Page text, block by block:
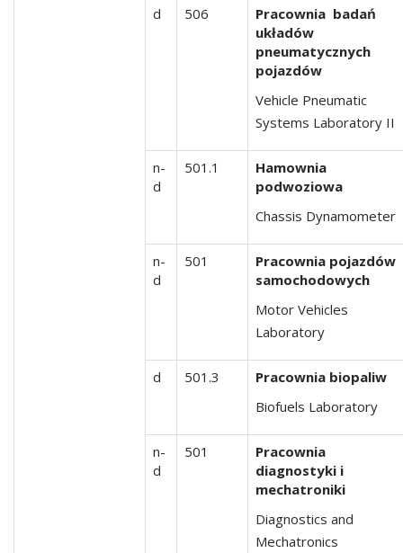
d 506
Pracownia badań
układów
pneumatycznych
pojazdów
Vehicle Pneumatic
Systems Laboratory II
n-
d
501.1
Hamownia
podwoziowa
Chassis Dynamometer
n-
d
501
Pracownia pojazdów
samochodowych
Motor Vehicles
Laboratory
d 501.3
Pracownia biopaliw
Biofuels Laboratory
n-
d
501
Pracownia
diagnostyki i
mechatroniki
Diagnostics and
Mechatronics